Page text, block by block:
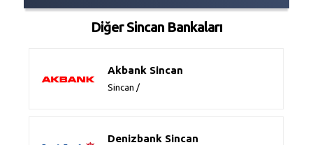
Diğer Sincan Bankaları
Akbank Sincan
Sincan /
Denizbank Sincan